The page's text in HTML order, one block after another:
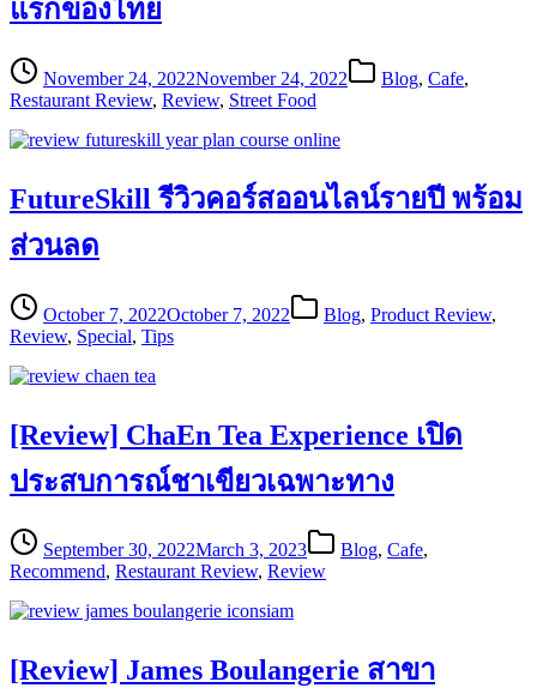
แรกของไทย
November 24, 2022November 24, 2022 Blog, Cafe,
Restaurant Review, Review, Street Food
FutureSkill รีวิวคอร์สออนไลน์รายปี พร้อม
ส่วนลด
October 7, 2022October 7, 2022 Blog, Product Review,
Review, Special, Tips
[Review] ChaEn Tea Experience เปิด
ประสบการณ์ชาเขียวเฉพาะทาง
September 30, 2022March 3, 2023 Blog, Cafe,
Recommend, Restaurant Review, Review
[Review] James Boulangerie สาขา